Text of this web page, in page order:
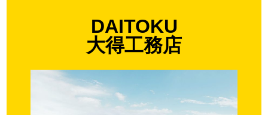
DAITOKU
大得工務店